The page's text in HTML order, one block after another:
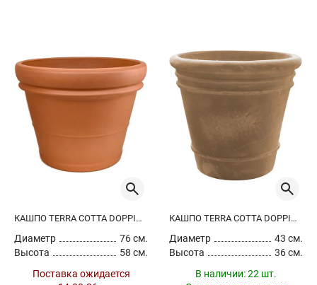
КАШПО TERRA COTTA DOPPIO BORDO
Диаметр
76 см.
Высота
58 см.
Поставка ожидается
КАШПО TERRA COTTA DOPPIO POT CHOCO
Диаметр
43 см.
Высота
36 см.
В наличии:22 шт.